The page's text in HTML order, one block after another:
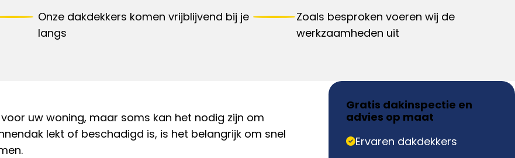
Onze dakdekkers komen vrijblijvend bij je
langs
Zoals besproken voeren wij de
werkzaamheden uit
uw woning, maar soms kan het nodig zijn om
lekt of beschadigd is, is het belangrijk om snel
Gratis dakinspectie en
advies op maat
Ervaren dakdekkers